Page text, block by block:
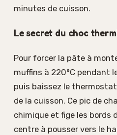
minutes de cuisson.
Le secret du choc
Pour forcer la pâte à
muffins à 220°C pendant
puis baissez le
de la cuisson. Ce pic de
chimique et fige les bords
centre à pousser vers le